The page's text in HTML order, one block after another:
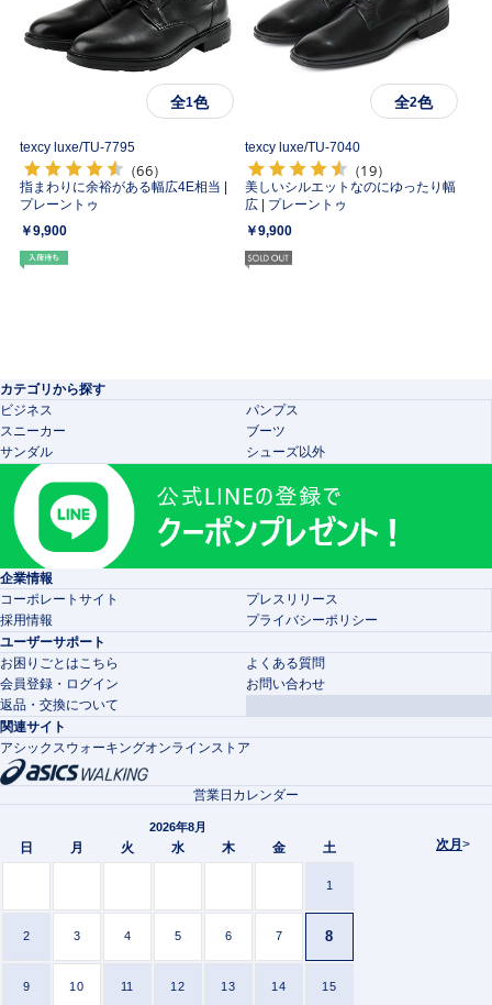
全1色
texcy luxe/TU-7795
（66）
指まわりに余裕がある幅広4E相当 |
プレーントゥ
￥9,900
全2色
texcy luxe/TU-7040
（19）
美しいシルエットなのにゆったり幅
広 | プレーントゥ
￥9,900
カテゴリから探す
ビジネス
パンプス
スニーカー
ブーツ
サンダル
シューズ以外
企業情報
コーポレートサイト
プレスリリース
採用情報
プライバシーポリシー
ユーザーサポート
お困りごとはこちら
よくある質問
会員登録・ログイン
お問い合わせ
返品・交換について
関連サイト
アシックスウォーキングオンラインストア
次月>
営業日カレンダー
2026年8月
日 月 火 水 木 金 土
1
2 3 4 5 6 7 8
9 10 11 12 13 14 15